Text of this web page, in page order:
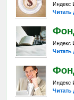
Индекс
Читать
Индекс
Читать
Индекс
Читать